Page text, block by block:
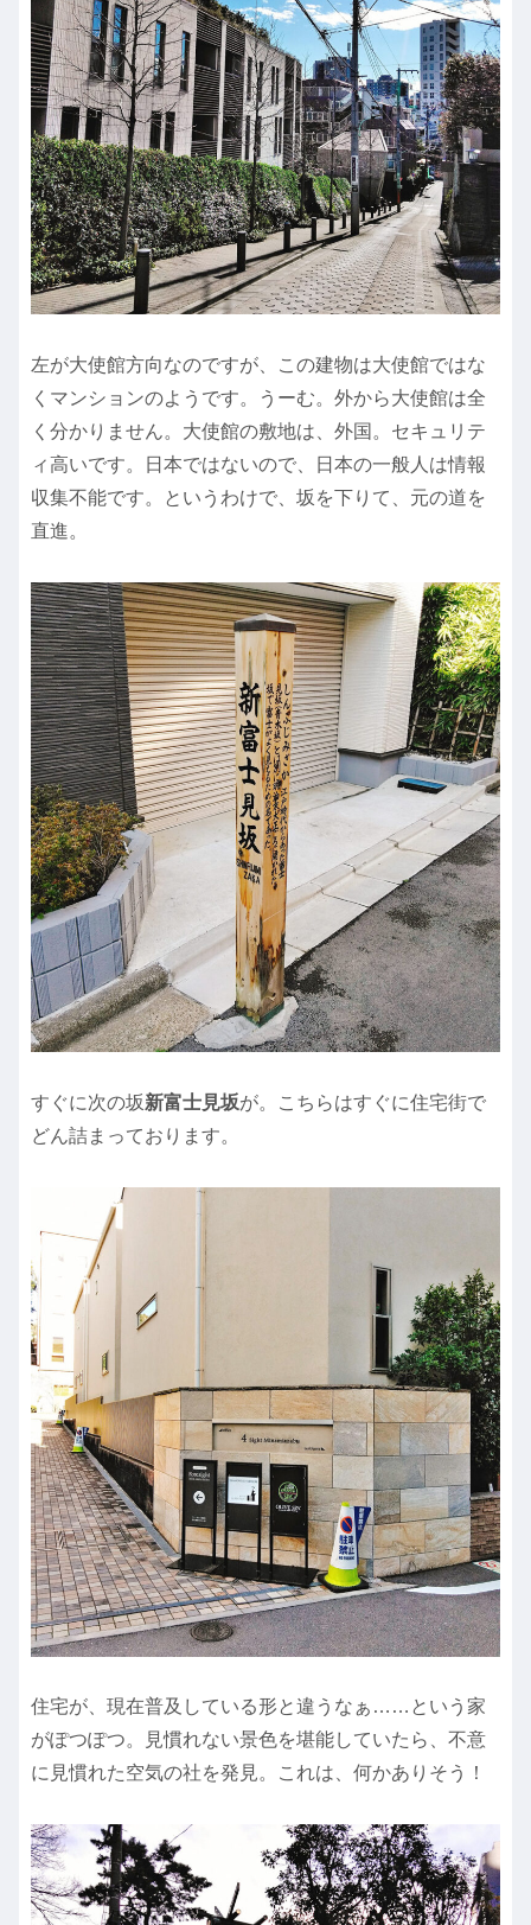
左が大使館方向なのですが、この建物は大使館ではな
くマンションのようです。うーむ。外から大使館は全
く分かりません。大使館の敷地は、外国。セキュリテ
ィ高いです。日本ではないので、日本の一般人は情報
収集不能です。というわけで、坂を下りて、元の道を
直進。
すぐに次の坂新富士見坂が。こちらはすぐに住宅街で
どん詰まっております。
住宅が、現在普及している形と違うなぁ……という家
がぽつぽつ。見慣れない景色を堪能していたら、不意
に見慣れた空気の社を発見。これは、何かありそう！